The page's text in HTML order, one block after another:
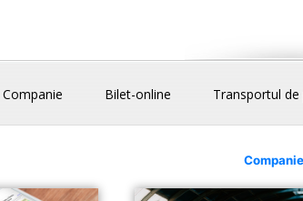
Companie Bilet-online Transportul de
Companie